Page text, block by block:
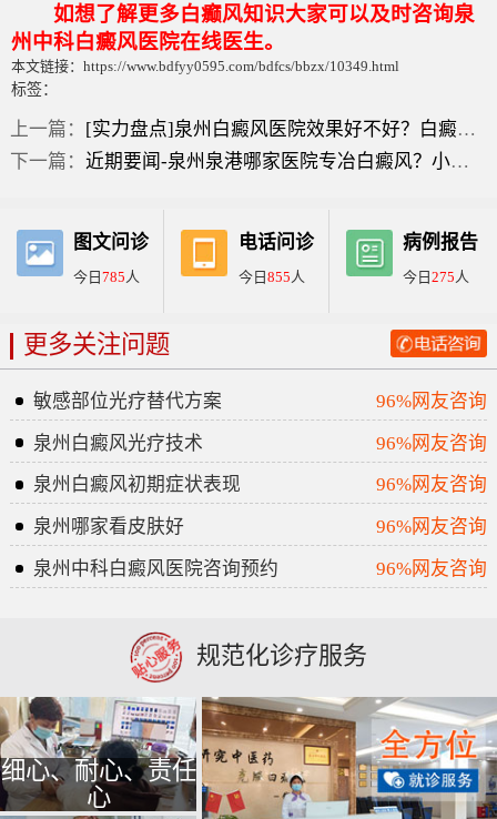
如想了解更多白癫风知识大家可以及时咨询泉
州中科白癜风医院在线医生。
本文链接：https://www.bdfyy0595.com/bdfcs/bbzx/10349.html
标签：
上一篇： [实力盘点]泉州白癜风医院效果好不好？白癜风黑色素种植医院？
下一篇：近期要闻-泉州泉港哪家医院专冶白癜风？小朋友脸上出现白斑怎么回事？
图文问诊
今日785人
电话问诊
今日 855人
病例报告
今日275人
更多关注问题
敏感部位光疗替代方案
96%网友咨询
泉州白癜风光疗技术
96%网友咨询
泉州白癜风初期症状表现
96%网友咨询
泉州哪家看皮肤好
96%网友咨询
泉州中科白癜风医院咨询预约
96%网友咨询
规范化诊疗服务
细心、耐心、责任
心